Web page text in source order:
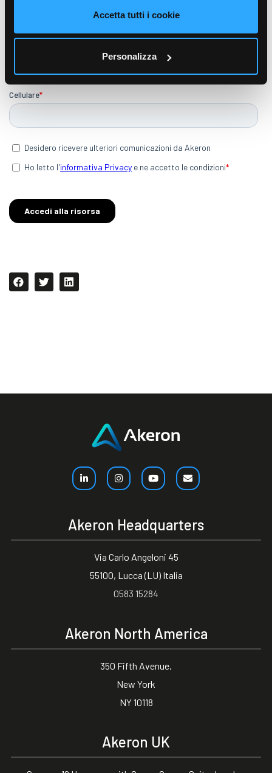
Accetta tutti i cookie
Personalizza
Akeron Headquarters
Via Carlo Angeloni 45
55100, Lucca (LU) Italia
0583 15284
Akeron North America
350 Fifth Avenue,
New York
NY 10118
Akeron UK